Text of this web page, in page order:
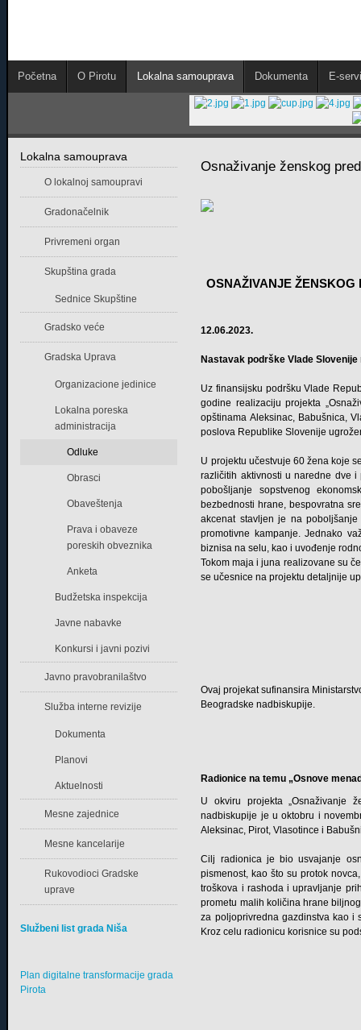
Početna O Pirotu Lokalna samouprava Dokumenta E-
Osnaživanje ženskog
OSNAŽIVANJE ŽENSKOG
12.06.2023.
Nastavak podrške Vlade
Uz finansijsku podršku Vlade
godine realizaciju projekta
opštinama Aleksinac, Babušnica,
poslova Republike Slovenije
U projektu učestvuje 60 žena koje
različitih aktivnosti u naredne dve
pobošljanje sopstvenog
bezbednosti hrane, bespovratna
akcenat stavljen je na
promotivne kampanje. Jednako
biznisa na selu, kao i uvođenje
Tokom maja i juna realizovane su
se učesnice na projektu detaljnije
Ovaj projekat sufinansira
Beogradske nadbiskupije.
Radionice na temu „Osnove
U okviru projekta „Osnaživanje
nadbiskupije je u oktobru i
Aleksinac, Pirot, Vlasotince i
Cilj radionica je bio usvajanje
pismenost, kao što su protok
troškova i rashoda i upravljanje
prometu malih količina hrane
za poljoprivredna gazdinstva kao i
Kroz celu radionicu korisnice su
Lokalna samouprava
O lokalnoj samoupravi
Gradonačelnik
Privremeni organ
Skupština grada
Sednice Skupštine
Gradsko veće
Gradska Uprava
Organizacione jedinice
Lokalna poreska
administracija
Odluke
Obrasci
Obaveštenja
Prava i obaveze
poreskih obveznika
Anketa
Budžetska inspekcija
Javne nabavke
Konkursi i javni pozivi
Javno pravobranilaštvo
Služba interne revizije
Dokumenta
Planovi
Aktuelnosti
Mesne zajednice
Mesne kancelarije
Rukovodioci Gradske
uprave
Službeni list grada Niša
Plan digitalne transformacije grada
Pirota